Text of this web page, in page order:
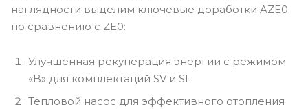
наглядности выделим ключевые доработки AZE0
по сравнению с ZE0:
Улучшенная рекуперация энергии с режимом
«B» для комплектаций SV и SL.
Тепловой насос для эффективного отопления